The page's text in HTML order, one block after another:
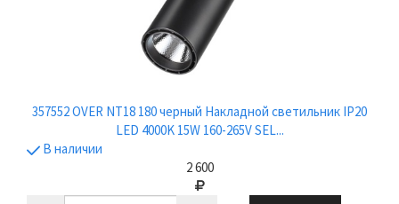
357552 OVER NT18 180 черный Накладной светильник IP20
LED 4000K 15W 160-265V SEL...
В наличии
2 600